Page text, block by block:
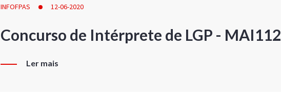
INFOFPAS 12-06-2020
Concurso de Intérprete de LGP - MAI112
Ler mais